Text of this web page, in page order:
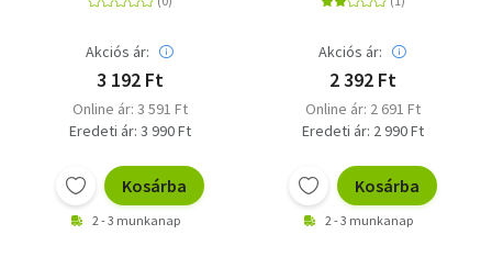
Akciós ár:
3 192 Ft
Online ár: 3 591 Ft
Eredeti ár: 3 990 Ft
Kosárba
2 - 3 munkanap
Akciós ár:
2 392 Ft
Online ár: 2 691 Ft
Eredeti ár: 2 990 Ft
Kosárba
2 - 3 munkanap